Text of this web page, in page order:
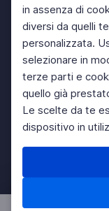
in assenza di
diversi da quelli
personalizzata.
selezionare in
terze parti e
quello già
Le scelte da te
dispositivo in